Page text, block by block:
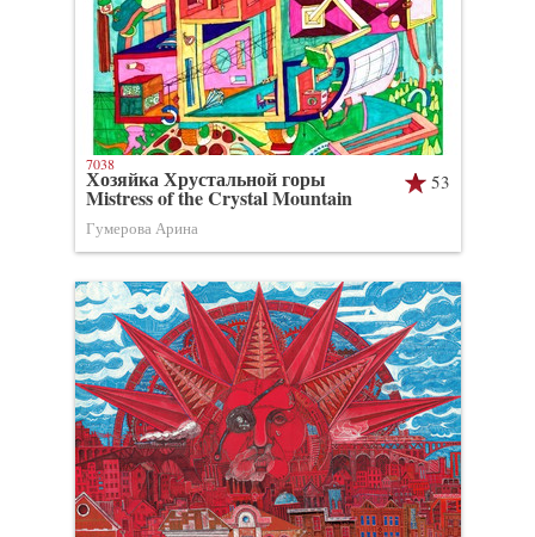
53
Хозяйка Хрустальной горы
Mistress of the Crystal Mountain
Гумерова Арина
7038